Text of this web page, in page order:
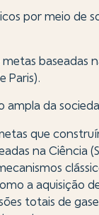
por meio de
baseadas
Paris).
ampla da
que
na Ciência
a aquisição
totais de